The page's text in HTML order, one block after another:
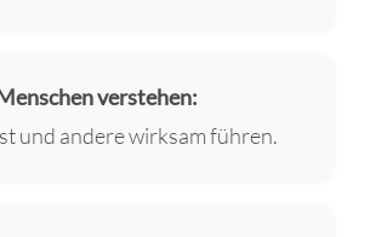
verstehen:
und andere wirksam führen.